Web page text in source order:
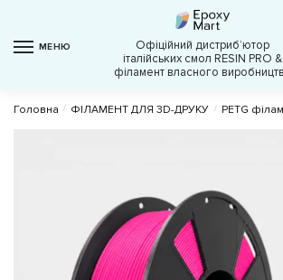
navigation
contentМЕНЮ
Офіційний дистрибʼютор
італійських смол RESIN PRO &
філамент власного
Головна / ФІЛАМЕНТ ДЛЯ 3D-ДРУКУ / PETG